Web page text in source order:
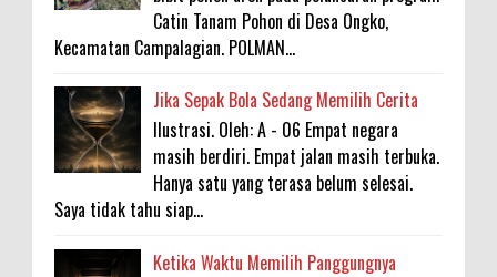
Catin Tanam Pohon di Desa Ongko,
Kecamatan Campalagian. POLMAN...
Jika Sepak Bola Sedang Memilih Cerita
Ilustrasi. Oleh: A - 06 Empat negara
masih berdiri. Empat jalan masih terbuka.
Hanya satu yang terasa belum selesai.
Saya tidak tahu siap...
Ketika Waktu Memilih Panggungnya